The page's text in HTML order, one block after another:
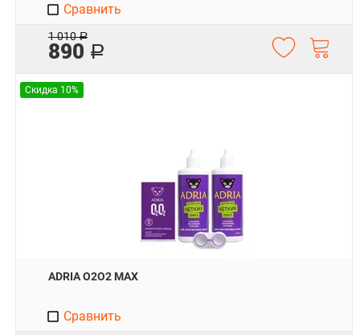
1 010 Р
890 Р
Сравнить
Скидка 10%
ADRIA O2O2 MAX
Сравнить